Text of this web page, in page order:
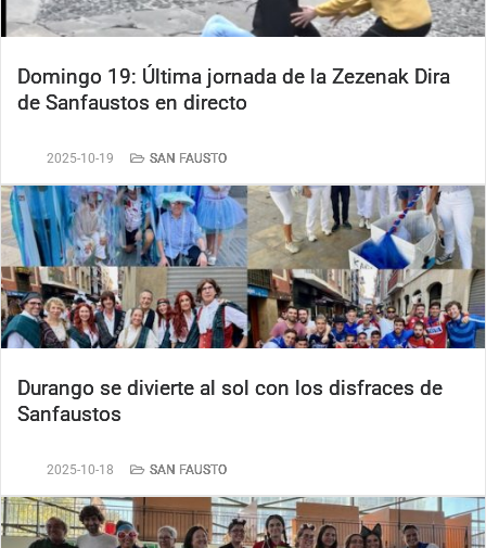
Domingo 19: Última jornada de la Zezenak Dira
de Sanfaustos en directo
2025-10-19 SAN FAUSTO
Durango se divierte al sol con los disfraces de
Sanfaustos
2025-10-18 SAN FAUSTO